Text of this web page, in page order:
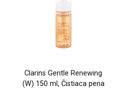
Clarins Gentle Renewing
(W) 150 ml, Čistiaca pena